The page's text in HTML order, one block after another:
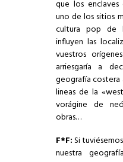
que los enclaves
uno de los sitios
cultura pop de
influyen las
vuestros
arriesgaría a
geografía costera
lineas de la
vorágine de
obras…
F*F:Si
nuestra